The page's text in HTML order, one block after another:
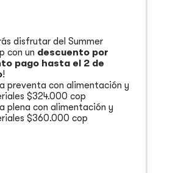
disfrutar del Summer
con un descuento por
pago hasta el 2 de
!
preventa con alimentación y
$324.000 cop
plena con alimentación y
$360.000 cop